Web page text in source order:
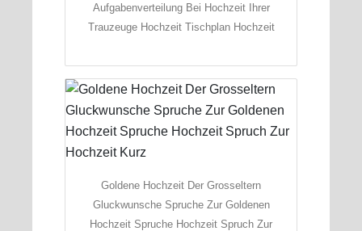
Aufgabenverteilung Bei Hochzeit Ihrer
Trauzeuge Hochzeit Tischplan Hochzeit
Goldene Hochzeit Der Grosseltern
Gluckwunsche Spruche Zur Goldenen
Hochzeit Spruche Hochzeit Spruch Zur